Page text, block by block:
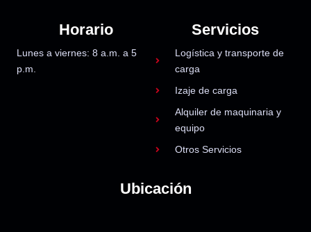
Horario
Lunes a viernes: 8 a.m. a 5
p.m.
Servicios
Logística y transporte de
carga
Izaje de carga
Alquiler de maquinaria y
equipo
Otros Servicios
Ubicación